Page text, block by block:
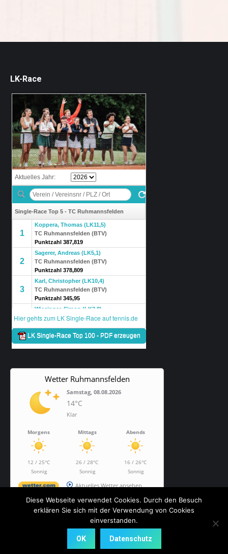
LK-Race
Wetter Ruhmannsfelden
Samstag, 08.08.2026
14°C
Klar
Morgens
12 / 25°C
Sonnig
Mittags
26 / 28°C
Sonnig
Abends
16 / 26°C
Sonnig
Aktuelles Wetter ansehen
Dream-Theme — truly
premium WordPress themes
Bottom Menu
Diese Webseite verwendet Cookies. Durch den Besuch
erklären Sie sich mit der Verwendung von Cookies
einverstanden.
OK Datenschutz